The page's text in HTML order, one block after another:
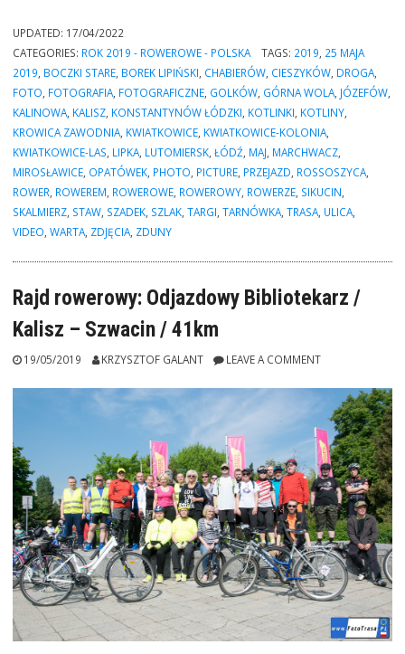
Łódź
–
Warta
–
Kalisz
/
127km.
[Targi
Film-
Video-
Foto]”
UPDATED: 17/04/2022
CATEGORIES: ROK 2019 - ROWEROWE - POLSKA TAGS: 2019, 25 MAJA
2019, BOCZKI STARE, BOREK LIPIŃSKI, CHABIERÓW, CIESZYKÓW, DROGA,
FOTO, FOTOGRAFIA, FOTOGRAFICZNE, GOLKÓW, GÓRNA WOLA, JÓZEFÓW,
KALINOWA, KALISZ, KONSTANTYNÓW ŁÓDZKI, KOTLINKI, KOTLINY,
KROWICA ZAWODNIA, KWIATKOWICE, KWIATKOWICE-KOLONIA,
KWIATKOWICE-LAS, LIPKA, LUTOMIERSK,ŁÓDŹ, MAJ, MARCHWACZ,
MIROSŁAWICE, OPATÓWEK, PHOTO, PICTURE, PRZEJAZD, ROSSOSZYCA,
ROWER, ROWEREM, ROWEROWE, ROWEROWY, ROWERZE, SIKUCIN,
SKALMIERZ, STAW, SZADEK, SZLAK,TARGI,TARNÓWKA,TRASA, ULICA,
VIDEO,WARTA, ZDJĘCIA, ZDUNY
Rajd rowerowy: Odjazdowy Bibliotekarz /
Kalisz – Szwacin / 41km
19/05/2019 KRZYSZTOF GALANT LEAVE A COMMENT